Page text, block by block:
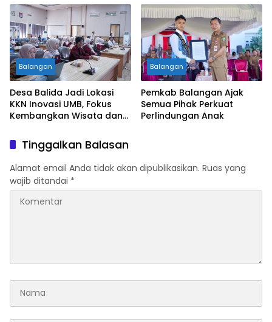
Balangan
Desa Balida Jadi Lokasi
KKN Inovasi UMB, Fokus
Kembangkan Wisata dan
Balangan
Pemkab Balangan Ajak
Semua Pihak Perkuat
Perlindungan Anak
Tinggalkan Balasan
Alamat email Anda tidak akan dipublikasikan. Ruas yang
wajib ditandai *